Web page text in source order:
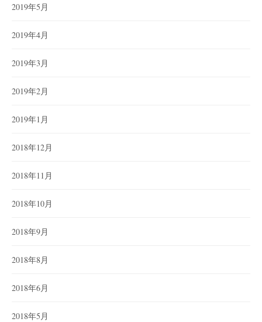
2019年5月
2019年4月
2019年3月
2019年2月
2019年1月
2018年12月
2018年11月
2018年10月
2018年9月
2018年8月
2018年6月
2018年5月